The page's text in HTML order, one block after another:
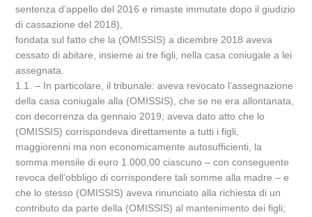
sentenza d’appello del 2016 e rimaste immutate dopo il giudizio
di cassazione del 2018),
fondata sul fatto che la (OMISSIS) a dicembre 2018 aveva
cessato di abitare, insieme ai tre figli, nella casa coniugale a lei
assegnata.
1.1. – In particolare, il tribunale: aveva revocato l’assegnazione
della casa coniugale alla (OMISSIS), che se ne era allontanata,
con decorrenza da gennaio 2019; aveva dato atto che lo
(OMISSIS) corrispondeva direttamente a tutti i figli,
maggiorenni ma non economicamente autosufficienti, la
somma mensile di euro 1.000,00 ciascuno – con conseguente
revoca dell’obbligo di corrispondere tali somme alla madre – e
che lo stesso (OMISSIS) aveva rinunciato alla richiesta di un
contributo da parte della (OMISSIS) al mantenimento dei figli;